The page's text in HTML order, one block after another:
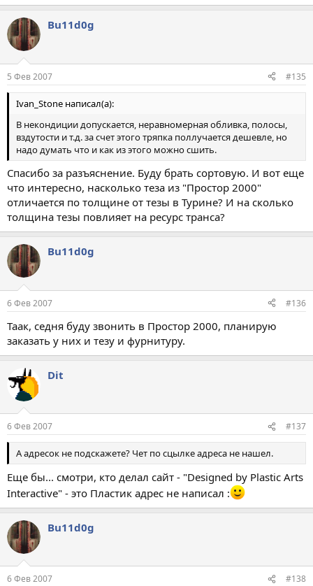
Bu11d0g
5 Фев 2007 #135
Ivan_Stone написал(а):
В некондиции допускается, неравномерная обливка, полосы,
вздутости и т.д. за счет этого тряпка поллучается дешевле, но
надо думать что и как из этого можно сшить.
Спасибо за разъяснение. Буду брать сортовую. И вот еще
что интересно, насколько теза из "Простор 2000"
отличается по толщине от тезы в Турине? И на сколько
толщина тезы повлияет на ресурс транса?
Bu11d0g
6 Фев 2007 #136
Таак, седня буду звонить в Простор 2000, планирую
заказать у них и тезу и фурнитуру.
Dit
6 Фев 2007 #137
А адресок не подскажете? Чет по сцылке адреса не нашел.
Еще бы... смотри, кто делал сайт - "Designed by Plastic Arts
Interactive" - это Пластик адрес не написал :
Bu11d0g
6 Фев 2007 #138